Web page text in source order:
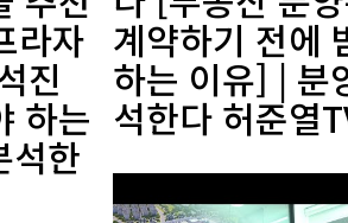
라자
진
하는
석한
계약하기 전에
하는 이유] | 분
석한다 허준열